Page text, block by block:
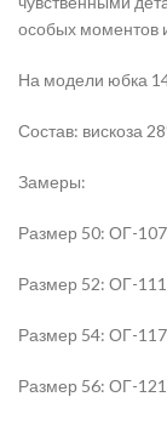
особых моментов
На модели юбка
Состав: вискоза
Замеры:
Размер 50: ОГ-
Размер 52: ОГ-
Размер 54: ОГ-
Размер 56: ОГ-